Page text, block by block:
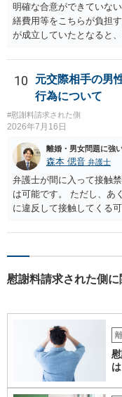
明確な合意ができていな
繕費用等をこちらが負担
が成立していたとなると
れば早めに弁護士に相談
う。
10
元交際相手の男
行為について
#慰謝料請求された側
2026年7月16日
離婚・男女問題に強
森本 偲音 弁護士
弁護士が間に入って接触
は可能です。 ただし、あ
に違反して接触してくる
らせ行為がエスカレート
慰謝料請求された側